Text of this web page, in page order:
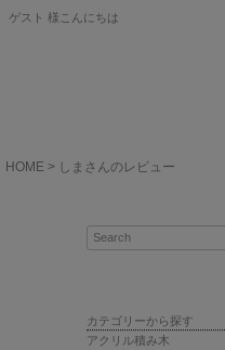
ゲスト 様こんにちは
HOME しまさんのレビュー
カテゴリーから探す
アクリル積み木